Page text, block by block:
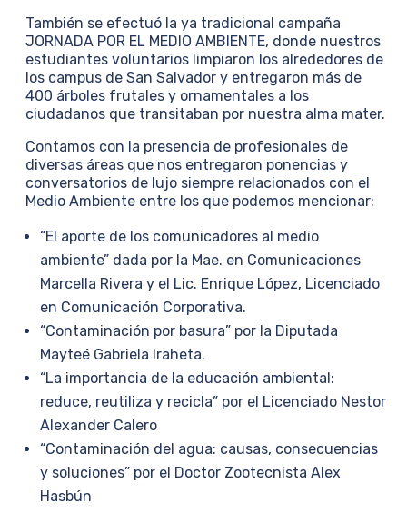
También se efectuó la ya tradicional campaña
JORNADA POR EL MEDIO AMBIENTE, donde nuestros
estudiantes voluntarios limpiaron los alrededores de
los campus de San Salvador y entregaron más de
400 árboles frutales y ornamentales a los
ciudadanos que transitaban por nuestra alma mater.
Contamos con la presencia de profesionales de
diversas áreas que nos entregaron ponencias y
conversatorios de lujo siempre relacionados con el
Medio Ambiente entre los que podemos mencionar:
“El aporte de los comunicadores al medio
ambiente” dada por la Mae. en Comunicaciones
Marcella Rivera y el Lic. Enrique López, Licenciado
en Comunicación Corporativa.
“Contaminación por basura” por la Diputada
Mayteé Gabriela Iraheta.
“La importancia de la educación ambiental:
reduce, reutiliza y recicla” por el Licenciado Nestor
Alexander Calero
“Contaminación del agua: causas, consecuencias
y soluciones” por el Doctor Zootecnista Alex
Hasbún